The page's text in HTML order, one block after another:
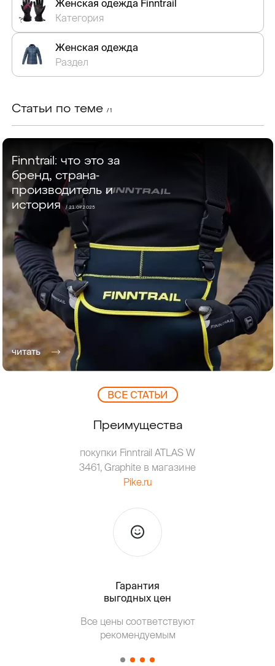
Женская одежда Finntrail
Категория
Женская одежда
Раздел
Статьи по теме / 1
Finntrail: что это за
бренд, страна-
производитель и
история/ 21.07.2025
читать
ВCЕ СТАТЬИ
Преимущества
покупки Finntrail ATLAS W
3461, Graphite в магазине
Pike.ru
Гарантия
выгодных цен
Все цены соответствуют
рекомендуемым